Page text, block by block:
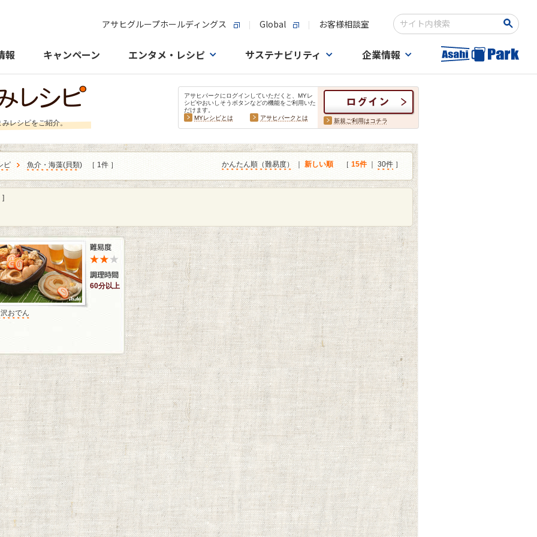
アサヒグループホールディングス Global お客様相談室
検索キーワード入力
報 キャンペーン エンタメ・レシピ サステナビリティ 企業情報
レシピをご紹介。
アサヒパークにログインしていただくと、MYレ
シピやおいしそうボタンなどの機能をご利用いた
だけます。
MYレシピとは
アサヒパークとは 新規ご利用はコチラ
ピ 魚介・海藻(貝類) ［ 1件 ］ かんたん順（難易度） 新しい順 ［ 15件｜ 30件 ］
]
60分以上
おでん